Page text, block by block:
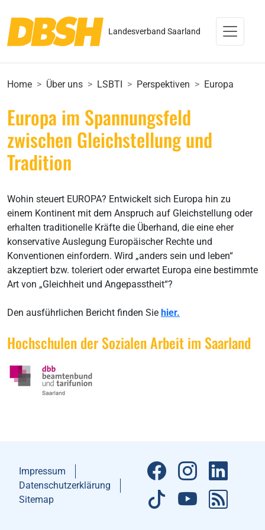
Landesverband Saarland
Home Über uns LSBTI Perspektiven Europa
Europa im Spannungsfeld
zwischen Gleichstellung und
Tradition
Wohin steuert EUROPA? Entwickelt sich Europa hin zu
einem Kontinent mit dem Anspruch auf Gleichstellung oder
erhalten traditionelle Kräfte die Überhand, die eine eher
konservative Auslegung Europäischer Rechte und
Konventionen einfordern. Wird „anders sein und leben“
akzeptiert bzw. toleriert oder erwartet Europa eine bestimmte
Art von „Gleichheit und Angepasstheit“?
Den ausführlichen Bericht finden Sie hier.
Hochschulen der Sozialen Arbeit im Saarland
Impressum
Datenschutzerklärung
Sitemap